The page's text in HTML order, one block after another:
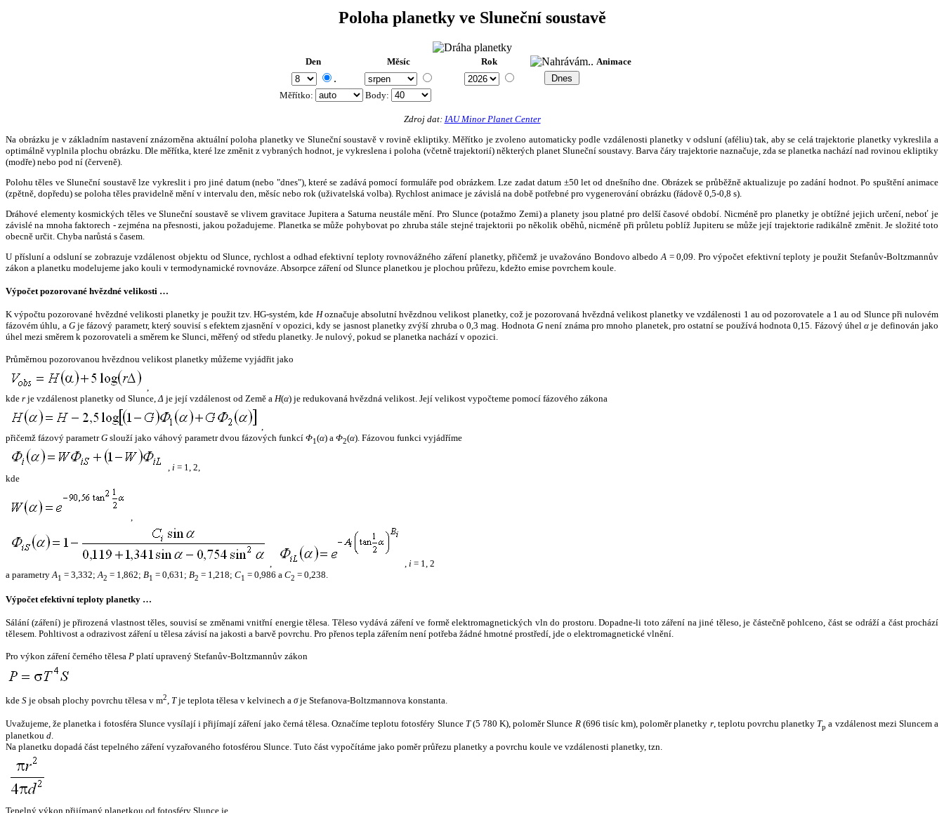
Poloha planetky ve Sluneční soustavě
Den Měsíc Rok Animace
.
Měřítko: Body:
Zdroj dat: IAU Minor Planet Center
Na obrázku je v základním nastavení znázorněna aktuální poloha planetky ve Sluneční soustavě v rovině ekliptiky. Měřítko je zvoleno automaticky podle vzdálenosti planetky v odsluní (aféliu) tak, aby se celá trajektorie planetky vykreslila a
optimálně vyplnila plochu obrázku. Dle měřítka, které lze změnit z vybraných hodnot, je vykreslena i poloha (včetně trajektorií) některých planet Sluneční soustavy. Barva čáry trajektorie naznačuje, zda se planetka nachází nad rovinou ekliptiky
(modře) nebo pod ní (červeně).
Polohu těles ve Sluneční soustavě lze vykreslit i pro jiné datum (nebo "dnes"), které se zadává pomocí formuláře pod obrázkem. Lze zadat datum ±50 let od dnešního dne. Obrázek se průběžně aktualizuje po zadání hodnot. Po spuštění animace
(zpětně, dopředu) se poloha těles pravidelně mění v intervalu den, měsíc nebo rok (uživatelská volba). Rychlost animace je závislá na době potřebné pro vygenerování obrázku (řádově 0,5-0,8 s).
Dráhové elementy kosmických těles ve Sluneční soustavě se vlivem gravitace Jupitera a Saturna neustále mění. Pro Slunce (potažmo Zemi) a planety jsou platné pro delší časové období. Nicméně pro planetky je obtížné jejich určení, neboť je
závislé na mnoha faktorech - zejména na přesnosti, jakou požadujeme. Planetka se může pohybovat po zhruba stále stejné trajektorii po několik oběhů, nicméně při průletu poblíž Jupiteru se může její trajektorie radikálně změnit. Je složité toto
obecně určit. Chyba narůstá s časem.
U přísluní a odsluní se zobrazuje vzdálenost objektu od Slunce, rychlost a odhad efektivní teploty rovnovážného záření planetky, přičemž je uvažováno Bondovo albedo A = 0,09. Pro výpočet efektivní teploty je použit Stefanův-Boltzmannův
zákon a planetku modelujeme jako kouli v termodynamické rovnováze. Absorpce záření od Slunce planetkou je plochou průřezu, kdežto emise povrchem koule.
Výpočet pozorované hvězdné velikosti …
K výpočtu pozorované hvězdné velikosti planetky je použit tzv. HG-systém, kde Hoznačuje absolutní hvězdnou velikost planetky, což je pozorovaná hvězdná velikost planetky ve vzdálenosti 1 au od pozorovatele a 1 au od Slunce při nulovém
fázovém úhlu, a Gje fázový parametr, který souvisí s efektem zjasnění v opozici, kdy se jasnost planetky zvýší zhruba o 0,3 mag. HodnotaG není známa pro mnoho planetek, pro ostatní se používá hodnota 0,15. Fázový úhelα je definován jako
úhel mezi směrem k pozorovateli a směrem ke Slunci, měřený od středu planetky. Je nulový, pokud se planetka nachází v opozici.
Průměrnou pozorovanou hvězdnou velikost planetky můžeme vyjádřit jako
,
kde r je vzdálenost planetky od Slunce,Δ je její vzdálenost od Země a H(α) je redukovaná hvězdná velikost. Její velikost vypočteme pomocí fázového zákona
,
přičemž fázový parametrG slouží jako váhový parametr dvou fázových funkcí Φ1(α) a Φ2(α). Fázovou funkci vyjádříme
, i = 1, 2,
kde
,
, , i = 1, 2
a parametryA1 = 3,332;A2 = 1,862; B1 = 0,631; B2 = 1,218; C1 = 0,986 a C2 = 0,238.
Výpočet efektivní teploty planetky …
Sálání (záření) je přirozená vlastnost těles, souvisí se změnami vnitřní energie tělesa. Těleso vydává záření ve formě elektromagnetických vln do prostoru. Dopadne-li toto záření na jiné těleso, je částečně pohlceno, část se odráží a část prochází
tělesem. Pohltivost a odrazivost záření u tělesa závisí na jakosti a barvě povrchu. Pro přenos tepla zářením není potřeba žádné hmotné prostředí, jde o elektromagnetické vlnění.
Pro výkon záření černého tělesa P platí upravený Stefanův-Boltzmannův zákon
kde S je obsah plochy povrchu tělesa v m2, Tje teplota tělesa v kelvinech a σje Stefanova-Boltzmannova konstanta.
Uvažujeme, že planetka i fotosféra Slunce vysílají i přijímají záření jako černá tělesa. Označíme teplotu fotosféry Slunce T(5 780 K), poloměr Slunce R(696 tisíc km), poloměr planetky r, teplotu povrchu planetky Tp a vzdálenost mezi Sluncem a
planetkou d.
Na planetku dopadá část tepelného záření vyzařovaného fotosférou Slunce. Tuto část vypočítáme jako poměr průřezu planetky a povrchu koule ve vzdálenosti planetky, tzn.
Tepelný výkon přijímaný planetkou od fotosféry Slunce je